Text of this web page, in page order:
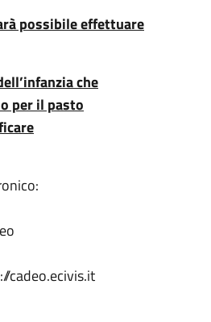
possibile effettuare
che
per il pasto
cadeo.ecivis.it